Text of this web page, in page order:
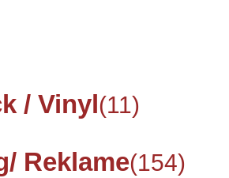
/ Vinyl(11)
Reklame(154)